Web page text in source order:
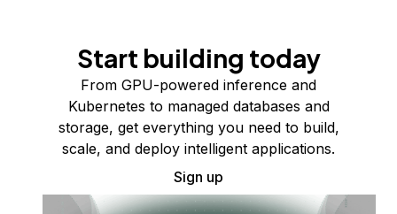
Start building today
From GPU-powered inference and
Kubernetes to managed databases and
storage, get everything you need to build,
scale, and deploy intelligent applications.
Sign up